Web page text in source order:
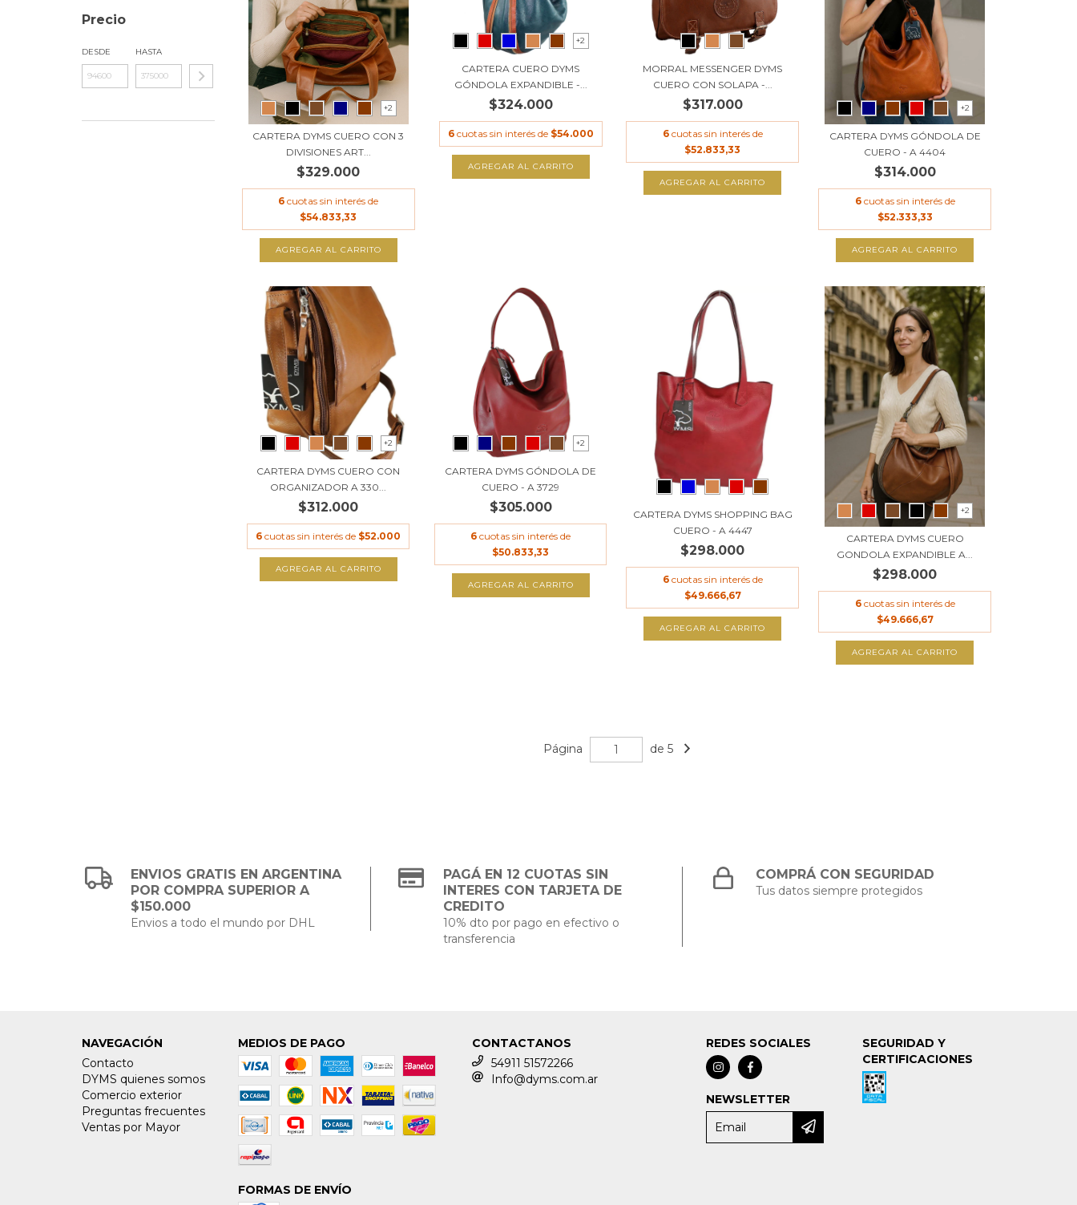
Precio
DESDE HASTA
+2
CARTERA DYMS CUERO CON 3
DIVISIONES ART...
$329.000
6 cuotas sin interés de
$54.833,33
AGREGAR AL CARRITO
+2
CARTERA CUERO DYMS
GÓNDOLA EXPANDIBLE -...
$324.000
6 cuotas sin interés de $54.000
AGREGAR AL CARRITO
MORRAL MESSENGER DYMS
CUERO CON SOLAPA -...
$317.000
6 cuotas sin interés de
$52.833,33
AGREGAR AL CARRITO
+2
CARTERA DYMS GÓNDOLA DE
CUERO - A 4404
$314.000
6 cuotas sin interés de
$52.333,33
AGREGAR AL CARRITO
+2
CARTERA DYMS CUERO CON
ORGANIZADOR A 330...
$312.000
6 cuotas sin interés de $52.000
AGREGAR AL CARRITO
+2
CARTERA DYMS GÓNDOLA DE
CUERO - A 3729
$305.000
6 cuotas sin interés de
$50.833,33
AGREGAR AL CARRITO
CARTERA DYMS SHOPPING BAG
CUERO - A 4447
$298.000
6 cuotas sin interés de
$49.666,67
AGREGAR AL CARRITO
+2
CARTERA DYMS CUERO
GONDOLA EXPANDIBLE A...
$298.000
6 cuotas sin interés de
$49.666,67
AGREGAR AL CARRITO
Página de 5
ENVIOS GRATIS EN ARGENTINA
POR COMPRA SUPERIOR A
$150.000
Envios a todo el mundo por DHL
PAGÁ EN 12 CUOTAS SIN
INTERES CON TARJETA DE
CREDITO
10% dto por pago en efectivo o
transferencia
COMPRÁ CON SEGURIDAD
Tus datos siempre protegidos
NAVEGACIÓN
Contacto
DYMS quienes somos
Comercio exterior
Preguntas frecuentes
Ventas por Mayor
MEDIOS DE PAGO
FORMAS DE ENVÍO
CONTACTANOS
54911 51572266
Info@dyms.com.ar
REDES SOCIALES
NEWSLETTER
SEGURIDAD Y
CERTIFICACIONES